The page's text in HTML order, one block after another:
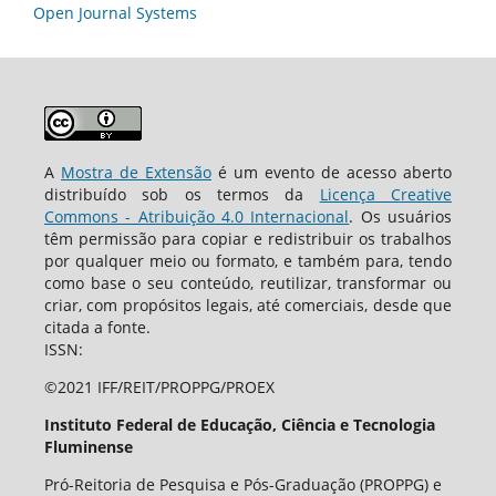
Open Journal Systems
A Mostra de Extensão é um evento de acesso aberto
distribuído sob os termos da Licença Creative
Commons - Atribuição 4.0 Internacional. Os usuários
têm permissão para copiar e redistribuir os trabalhos
por qualquer meio ou formato, e também para, tendo
como base o seu conteúdo, reutilizar, transformar ou
criar, com propósitos legais, até comerciais, desde que
citada a fonte.
ISSN:
©2021 IFF/REIT/PROPPG/PROEX
Instituto Federal de Educação, Ciência e Tecnologia
Fluminense
Pró-Reitoria de Pesquisa e Pós-Graduação (PROPPG) e